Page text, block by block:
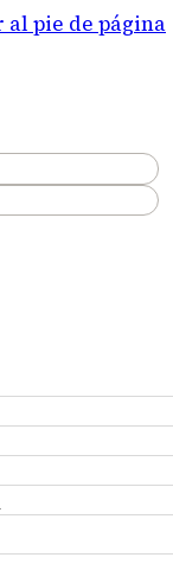
al pie de página